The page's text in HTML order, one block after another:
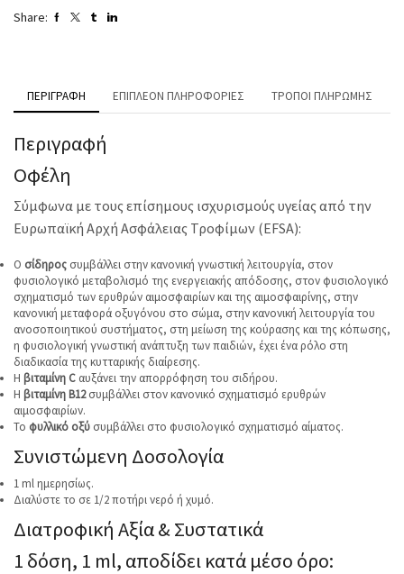
Share:
ΠΕΡΙΓΡΑΦΉ ΕΠΙΠΛΈΟΝ ΠΛΗΡΟΦΟΡΊΕΣ ΤΡΌΠΟΙ ΠΛΗΡΩΜΉΣ
Περιγραφή
Οφέλη
Σύμφωνα με τους επίσημους ισχυρισμούς υγείας από την
Ευρωπαϊκή Αρχή Ασφάλειας Τροφίμων (EFSA):
Ο σίδηρος συμβάλλει στην κανονική γνωστική λειτουργία, στον
φυσιολογικό μεταβολισμό της ενεργειακής απόδοσης, στον φυσιολογικό
σχηματισμό των ερυθρών αιμοσφαιρίων και της αιμοσφαιρίνης, στην
κανονική μεταφορά οξυγόνου στο σώμα, στην κανονική λειτουργία του
ανοσοποιητικού συστήματος, στη μείωση της κούρασης και της κόπωσης,
η φυσιολογική γνωστική ανάπτυξη των παιδιών, έχει ένα ρόλο στη
διαδικασία της κυτταρικής διαίρεσης.
Η βιταμίνη C αυξάνει την απορρόφηση του σιδήρου.
Η βιταμίνη Β12συμβάλλει στον κανονικό σχηματισμό ερυθρών
αιμοσφαιρίων.
Το φυλλικό οξύ συμβάλλει στο φυσιολογικό σχηματισμό αίματος.
Συνιστώμενη Δοσολογία
1 ml ημερησίως.
Διαλύστε το σε 1/2 ποτήρι νερό ή χυμό.
Διατροφική Αξία & Συστατικά
1 δόση, 1 ml, αποδίδει κατά μέσο όρο: